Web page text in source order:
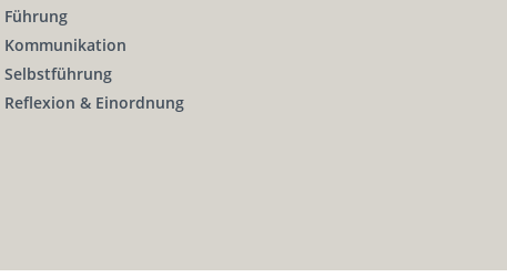
Führung
Kommunikation
Selbstführung
Reflexion & Einordnung